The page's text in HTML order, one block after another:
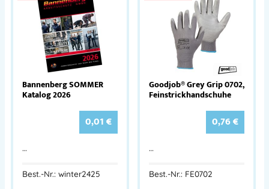
Bannenberg SOMMER
Katalog 2026
0,01€
…
Best.-Nr.: winter2425
Goodjob® Grey Grip 0702,
Feinstrickhandschuhe
0,76€
…
Best.-Nr.: FE0702